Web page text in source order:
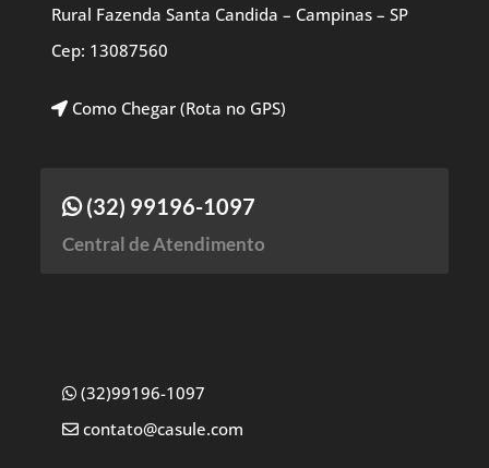
Rural Fazenda Santa Candida – Campinas – SP
Cep: 13087560
Como Chegar (Rota no GPS)
(32) 99196-1097
Central de Atendimento
(32)99196-1097
contato@casule.com